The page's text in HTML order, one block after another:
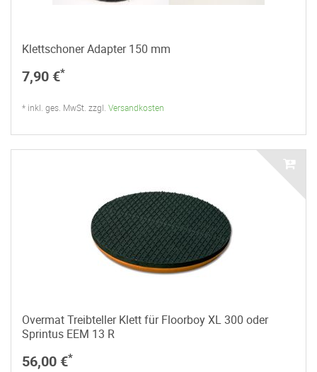
Klettschoner Adapter 150 mm
7,90 €*
* inkl. ges. MwSt. zzgl. Versandkosten
Overmat Treibteller Klett für Floorboy XL 300 oder
Sprintus EEM 13 R
56,00 €*